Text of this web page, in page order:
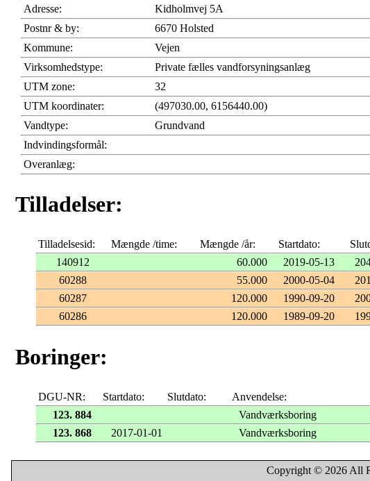
Adresse:
Kidholmvej 5A
Postnr & by:
6670 Holsted
Kommune:
Vejen
Virksomhedstype:
Private fælles vandforsyningsanlæg
UTM zone:
32
UTM koordinater:
(497030.00, 6156440.00)
Vandtype:
Grundvand
Indvindingsformål:
Overanlæg:
Tilladelser:
Tilladelsesid: Mængde /time: Mængde /år: Startdato:
140912
60.000 2019-05-13
60288
55.000 2000-05-04
60287
120.000 1990-09-20
60286
120.000 1989-09-20
Boringer:
DGU-NR: Startdato: Slutdato:
Anvendelse:
123. 884
Vandværksboring
123. 868
2017-01-01 Vandværksboring
Copyright © 2026 All